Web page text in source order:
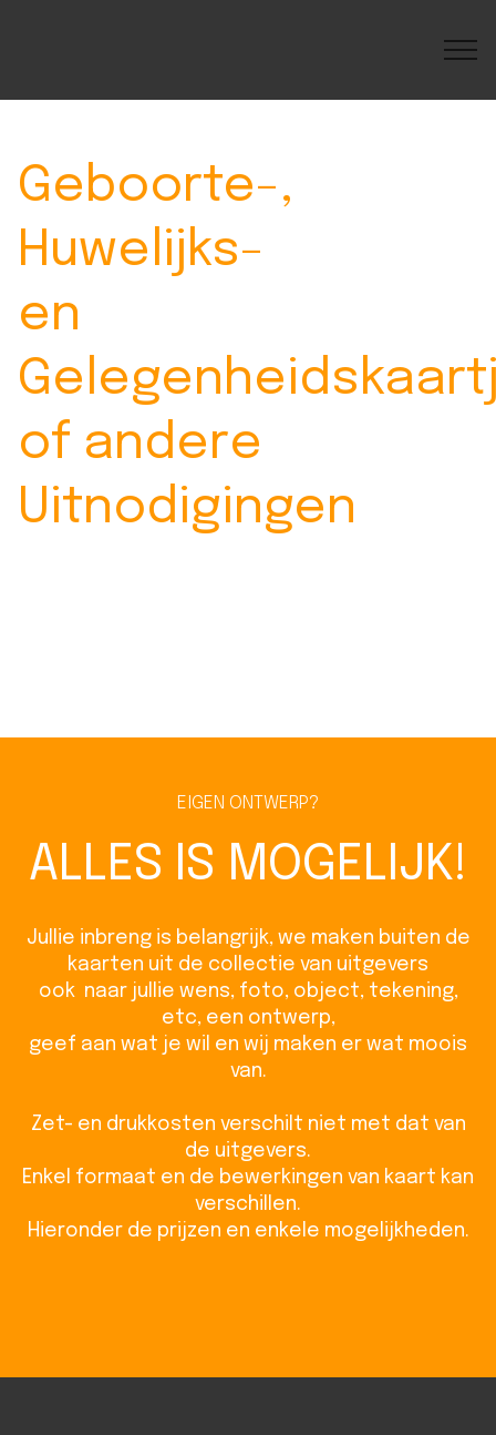
Geboorte-,
Huwelijks-
en
of andere
Uitnodigingen
EIGEN ONTWERP?
ALLES IS MOGELIJK!
Jullie inbreng is belangrijk, we maken buiten de
kaarten uit de collectie van uitgevers
ook naar jullie wens, foto, object, tekening,
etc, een ontwerp,
geef aan wat je wil en wij maken er wat moois
van.
Zet- en drukkosten verschilt niet met dat van
de uitgevers.
Enkel formaat en de bewerkingen van kaart kan
verschillen.
Hieronder de prijzen en enkele mogelijkheden.